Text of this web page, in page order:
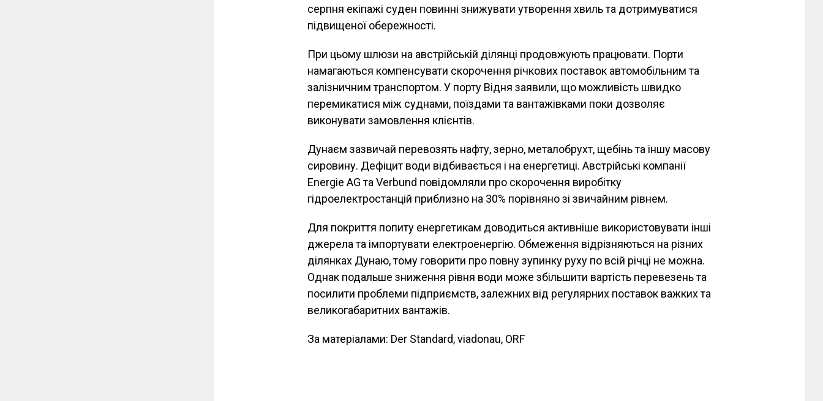
серпня екіпажі суден повинні знижувати утворення хвиль та дотримуватися
підвищеної обережності.
При цьому шлюзи на австрійській ділянці продовжують працювати. Порти
намагаються компенсувати скорочення річкових поставок автомобільним та
залізничним транспортом. У порту Відня заявили, що можливість швидко
перемикатися між суднами, поїздами та вантажівками поки дозволяє
виконувати замовлення клієнтів.
Дунаєм зазвичай перевозять нафту, зерно, металобрухт, щебінь та іншу масову
сировину. Дефіцит води відбивається і на енергетиці. Австрійські компанії
Energie AG та Verbund повідомляли про скорочення виробітку
гідроелектростанцій приблизно на 30% порівняно зі звичайним рівнем.
Для покриття попиту енергетикам доводиться активніше використовувати інші
джерела та імпортувати електроенергію. Обмеження відрізняються на різних
ділянках Дунаю, тому говорити про повну зупинку руху по всій річці не можна.
Однак подальше зниження рівня води може збільшити вартість перевезень та
посилити проблеми підприємств, залежних від регулярних поставок важких та
великогабаритних вантажів.
За матеріалами: Der Standard, viadonau, ORF